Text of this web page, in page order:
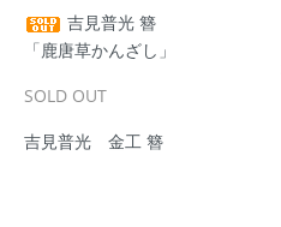
吉見普光 簪
「鹿唐草かんざし」
SOLD OUT
吉見普光 金工 簪